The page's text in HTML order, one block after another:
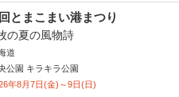
とまこまい港まつり
の夏の風物詩
道
公園 キラキラ公園
年8月7日(金)～9日(日)